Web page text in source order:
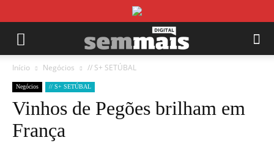
Início Negócios // S+ SETÚBAL
Negócios // S+ SETÚBAL
Vinhos de Pegões brilham em
França